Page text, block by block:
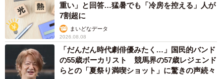
重い」と回答…猛暑でも「冷房を控える」人が
7割超に
まいどなデータ
2026.08.08
「だんだん時代劇俳優みたく…」国民的バンド
の55歳ボーカリスト 競馬界の57歳レジェンド
らとの「夏祭り満喫ショット」に驚きの声続々